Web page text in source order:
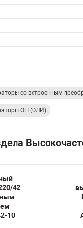
со встроенным
OLI (ОЛИ)
42
10